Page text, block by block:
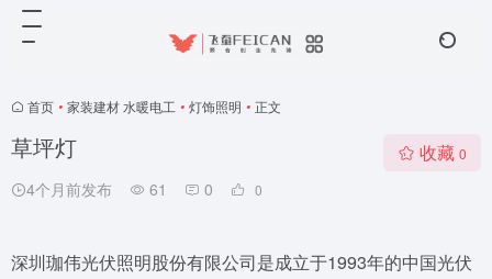
首页 • 家装建材 水暖电工 • 灯饰照明 • 正文
草坪灯
4个月前发布 61 0 0
收藏 0
深圳珈伟光伏照明股份有限公司是成立于1993年的中国光伏